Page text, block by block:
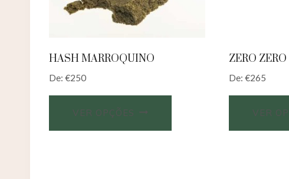
HASH MARROQUINO
De: €250
VER OPÇÕES
ZERO
De: €265
VER